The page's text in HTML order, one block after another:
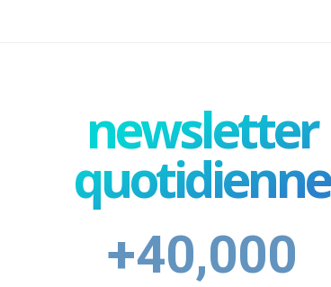
newsletter
quotidienne
+40,000